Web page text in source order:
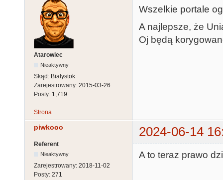
Atarowiec
Nieaktywny
Skąd: Białystok
Zarejestrowany: 2015-03-26
Posty: 1,719
Wszelkie portale
A najlepsze, że
Oj będą
Strona
piwkooo 2024-06-14
Referent
Nieaktywny
Zarejestrowany: 2018-11-02
Posty: 271
A to teraz prawo